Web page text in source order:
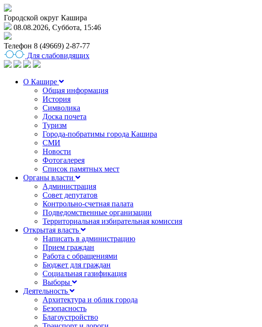
Городской округ Кашира
08.08.2026, Суббота, 15:46
Телефон 8 (49669) 2-87-77
Для слабовидящих
О Кашире
Общая информация
История
Символика
Доска почета
Туризм
Города-побратимы города Кашира
СМИ
Новости
Фотогалерея
Список памятных мест
Органы власти
Администрация
Совет депутатов
Контрольно-счетная палата
Подведомственные организации
Территориальная избирательная комиссия
Открытая власть
Написать в администрацию
Прием граждан
Работа с обращениями
Бюджет для граждан
Социальная газификация
Выборы
Деятельность
Архитектура и облик города
Безопасность
Благоустройство